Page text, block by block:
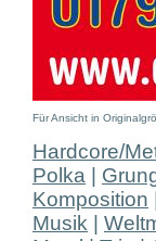
Für Ansicht in
Hardcore/
Polka
Komposition
Musik